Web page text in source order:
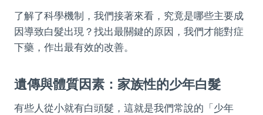
了解了科學機制，我們接著來看，究竟是哪些主要成
因導致白髮出現？找出最關鍵的原因，我們才能對症
下藥，作出最有效的改善。
遺傳與體質因素：家族性的少年白髮
有些人從小就有白頭髮，這就是我們常說的「少年